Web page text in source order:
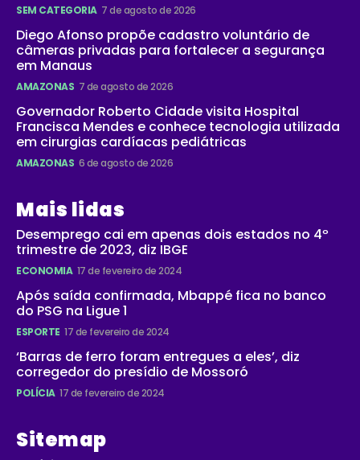
SEM CATEGORIA 7 de agosto de 2026
Diego Afonso propõe cadastro voluntário de
câmeras privadas para fortalecer a segurança
em Manaus
AMAZONAS 7 de agosto de 2026
Governador Roberto Cidade visita Hospital
Francisca Mendes e conhece tecnologia utilizada
em cirurgias cardíacas pediátricas
AMAZONAS 6 de agosto de 2026
Mais lidas
Desemprego cai em apenas dois estados no 4º
trimestre de 2023, diz IBGE
ECONOMIA 17 de fevereiro de 2024
Após saída confirmada, Mbappé fica no banco
do PSG na Ligue 1
ESPORTE 17 de fevereiro de 2024
‘Barras de ferro foram entregues a eles’, diz
corregedor do presídio de Mossoró
POLÍCIA 17 de fevereiro de 2024
Sitemap